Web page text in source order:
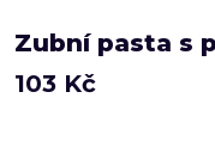
Zubní pasta s
103 Kč